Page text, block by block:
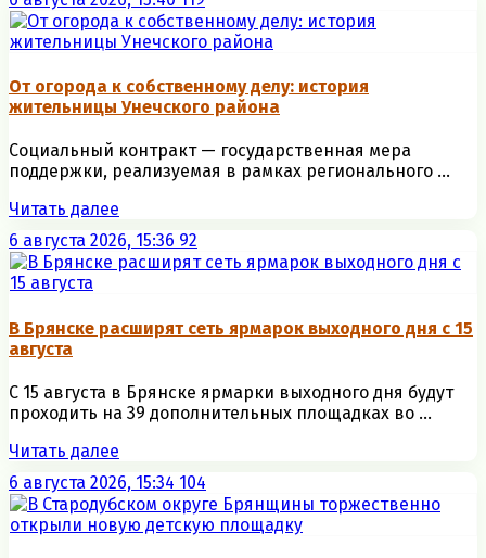
От огорода к собственному делу: история
жительницы Унечского района
Социальный контракт — государственная мера
поддержки, реализуемая в рамках регионального ...
Читать далее
6 августа 2026, 15:36 92
В Брянске расширят сеть ярмарок выходного дня с 15
августа
С 15 августа в Брянске ярмарки выходного дня будут
проходить на 39 дополнительных площадках во ...
Читать далее
6 августа 2026, 15:34 104